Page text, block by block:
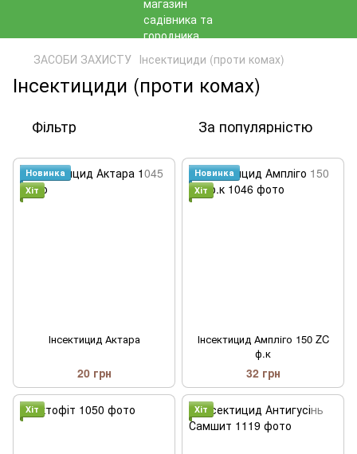
ЗАСОБИ ЗАХИСТУ Інсектициди (проти комах)
Інсектициди (проти комах)
Фільтр За популярністю
Новинка
Хіт
Інсектицид Актара
20 грн
Новинка
Хіт
Інсектицид Ампліго 150 ZC
ф.к
32 грн
Хіт Хіт